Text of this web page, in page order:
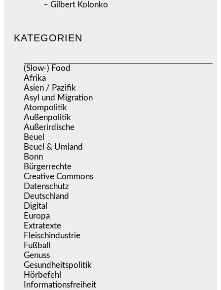
– Gilbert Kolonko
KATEGORIEN
(Slow-) Food
Afrika
Asien / Pazifik
Asyl und Migration
Atompolitik
Außenpolitik
Außerirdische
Beuel
Beuel & Umland
Bonn
Bürgerrechte
Creative Commons
Datenschutz
Deutschland
Digital
Europa
Extratexte
Fleischindustrie
Fußball
Genuss
Gesundheitspolitik
Hörbefehl
Informationsfreiheit